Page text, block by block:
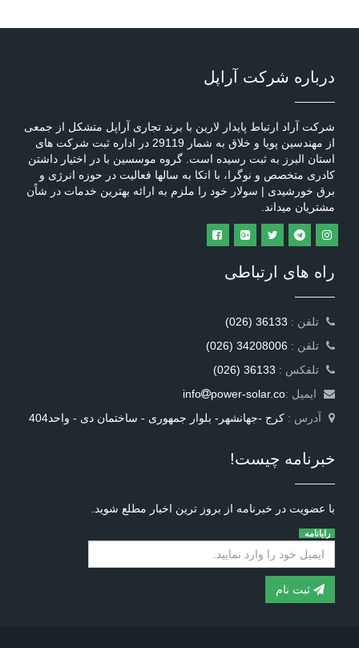
درباره شرکت آراپل
شرکت آراد ارتباط پایدار لارین با برند تجاری آراپل متشکل از جمعی
از مهندسین پویا و خلاق به شمار 29119 در اداره ثبت شرکت های
استان البرز به ثبت رسیده است. گروه موسسین با در اختیار داشتن
کادری متخصص و نوگرا، با اتکا به سالها فعالیت در حوزه انرژی و
برق خورشیدی | سولار خود را ملزم به ارائه بهترین خدمات در شاًن
مشتریان میداند.
راه های ارتباطی
(026) 36133
(026) 34208006
(026) 36133
ایمیل :
info
power-solar.co
آدرس : کرج -جهانشهر- بلوار جمهوری - ساختمان دی - واحد404
خبرنامه چیست!
با عضویت در خبرنامه از بروز ترین اخبار مطلع شوید.
رایانامه
ثبت نام